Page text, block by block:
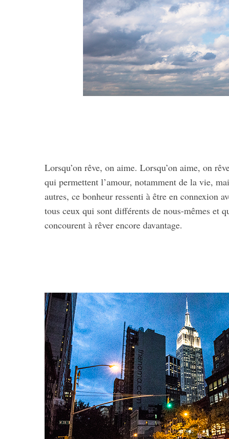
Lorsqu’on rêve, on aime. Lorsqu’on aime, on
qui permettent l’amour, notamment de la vie,
autres, ce bonheur ressenti à être en connexion
tous ceux qui sont différents de nous-mêmes et
concourent à rêver encore davantage.